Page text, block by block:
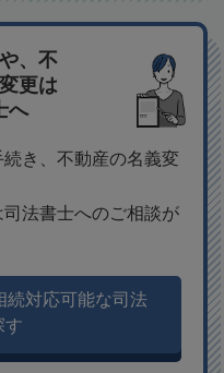
、不
更は
へ
き、不動産の名義変
法書士へのご相談が
続対応可能な司法
す